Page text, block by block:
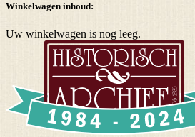
Winkelwagen inhoud:
Uw winkelwagen is nog leeg.